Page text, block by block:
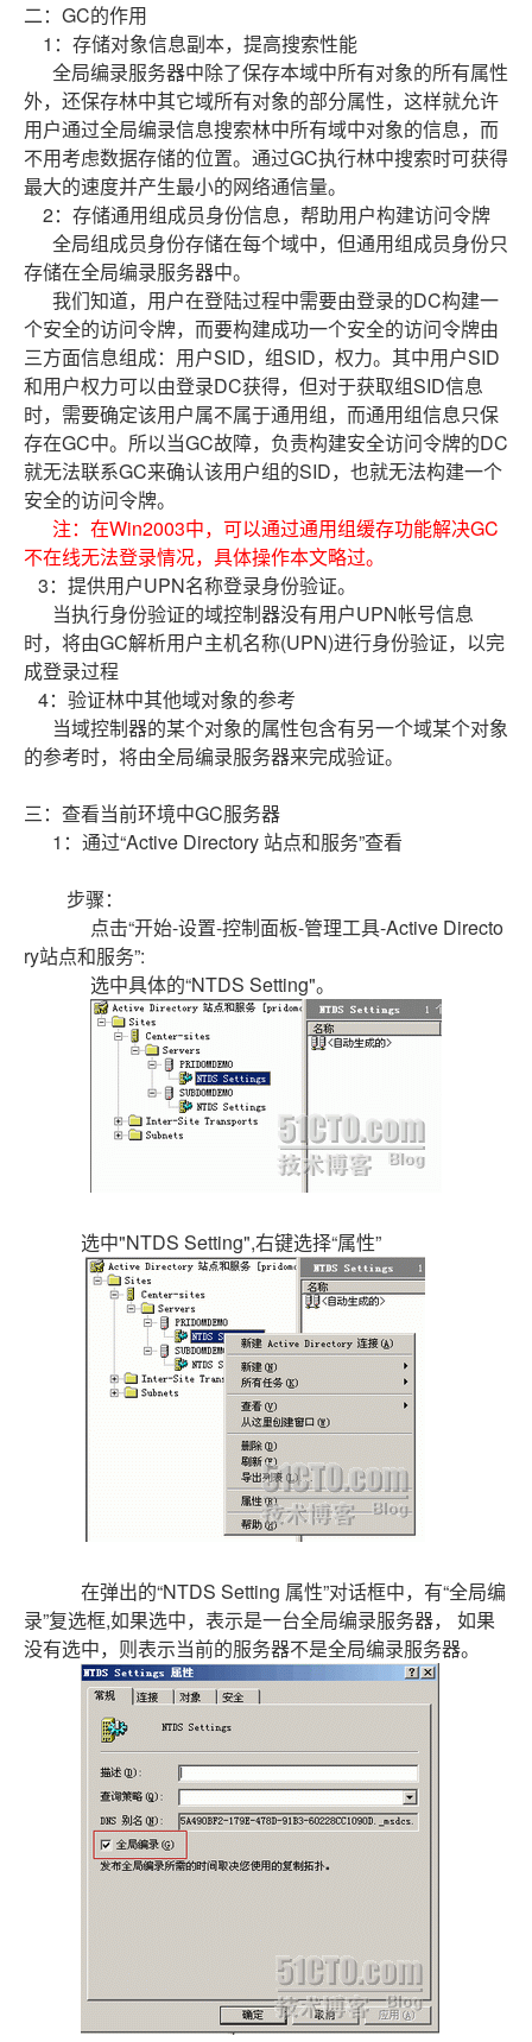
二：GC的作用
1：存储对象信息副本，提高搜索性能
全局编录服务器中除了保存本域中所有对象的所有属性
外，还保存林中其它域所有对象的部分属性，这样就允许
用户通过全局编录信息搜索林中所有域中对象的信息，而
不用考虑数据存储的位置。通过GC执行林中搜索时可获得
最大的速度并产生最小的网络通信量。
2：存储通用组成员身份信息，帮助用户构建访问令牌
全局组成员身份存储在每个域中，但通用组成员身份只
存储在全局编录服务器中。
我们知道，用户在登陆过程中需要由登录的DC构建一
个安全的访问令牌，而要构建成功一个安全的访问令牌由
三方面信息组成：用户SID，组SID，权力。其中用户SID
和用户权力可以由登录DC获得，但对于获取组SID信息
时，需要确定该用户属不属于通用组，而通用组信息只保
存在GC中。所以当GC故障，负责构建安全访问令牌的DC
就无法联系GC来确认该用户组的SID，也就无法构建一个
安全的访问令牌。
注：在Win2003中，可以通过通用组缓存功能解决GC
不在线无法登录情况，具体操作本文略过。
3：提供用户UPN名称登录身份验证。
当执行身份验证的域控制器没有用户UPN帐号信息
时，将由GC解析用户主机名称(UPN)进行身份验证，以完
成登录过程
4：验证林中其他域对象的参考
当域控制器的某个对象的属性包含有另一个域某个对象
的参考时，将由全局编录服务器来完成验证。
三：查看当前环境中GC服务器
1：通过“Active Directory 站点和服务”查看
步骤：
点击“开始-设置-控制面板-管理工具-Active Directo
ry站点和服务”:
选中具体的“NTDS Setting"。
选中"NTDS Setting",右键选择“属性”
在弹出的“NTDS Setting 属性”对话框中，有“全局编
录”复选框,如果选中，表示是一台全局编录服务器， 如果
没有选中，则表示当前的服务器不是全局编录服务器。